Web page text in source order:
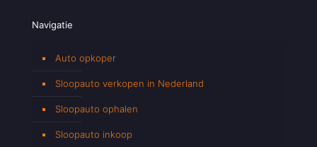
Navigatie
Auto opkoper
Sloopauto verkopen in Nederland
Sloopauto ophalen
Sloopauto inkoop